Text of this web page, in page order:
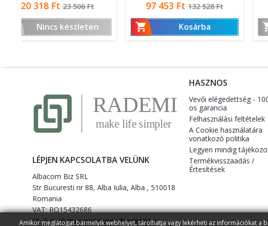
Ár
8 118 FtNormál
ár
13 699 Ft
 Nincs készleten
Ár
96 458 Ft
Nincs készleten
LÉPJEN KAPCSOLATBA VELÜNK
Albacom Biz SRL
Str Bucuresti nr 88, Alba Iulia, Alba , 510018
Romania
VAT: RO15432686
E-mail: megrendelesek@rademi.hu
HASZNOS
Vevői elégedettség -
os garancia
Felhasználási feltételek
A Cookie használatára
vonatkozó politika
Legyen mindig
Termékvisszaadás /
Értesítések
Amikor meglátogat bármelyik webhelyet, tárolhatja vagy lekérheti az információkat a